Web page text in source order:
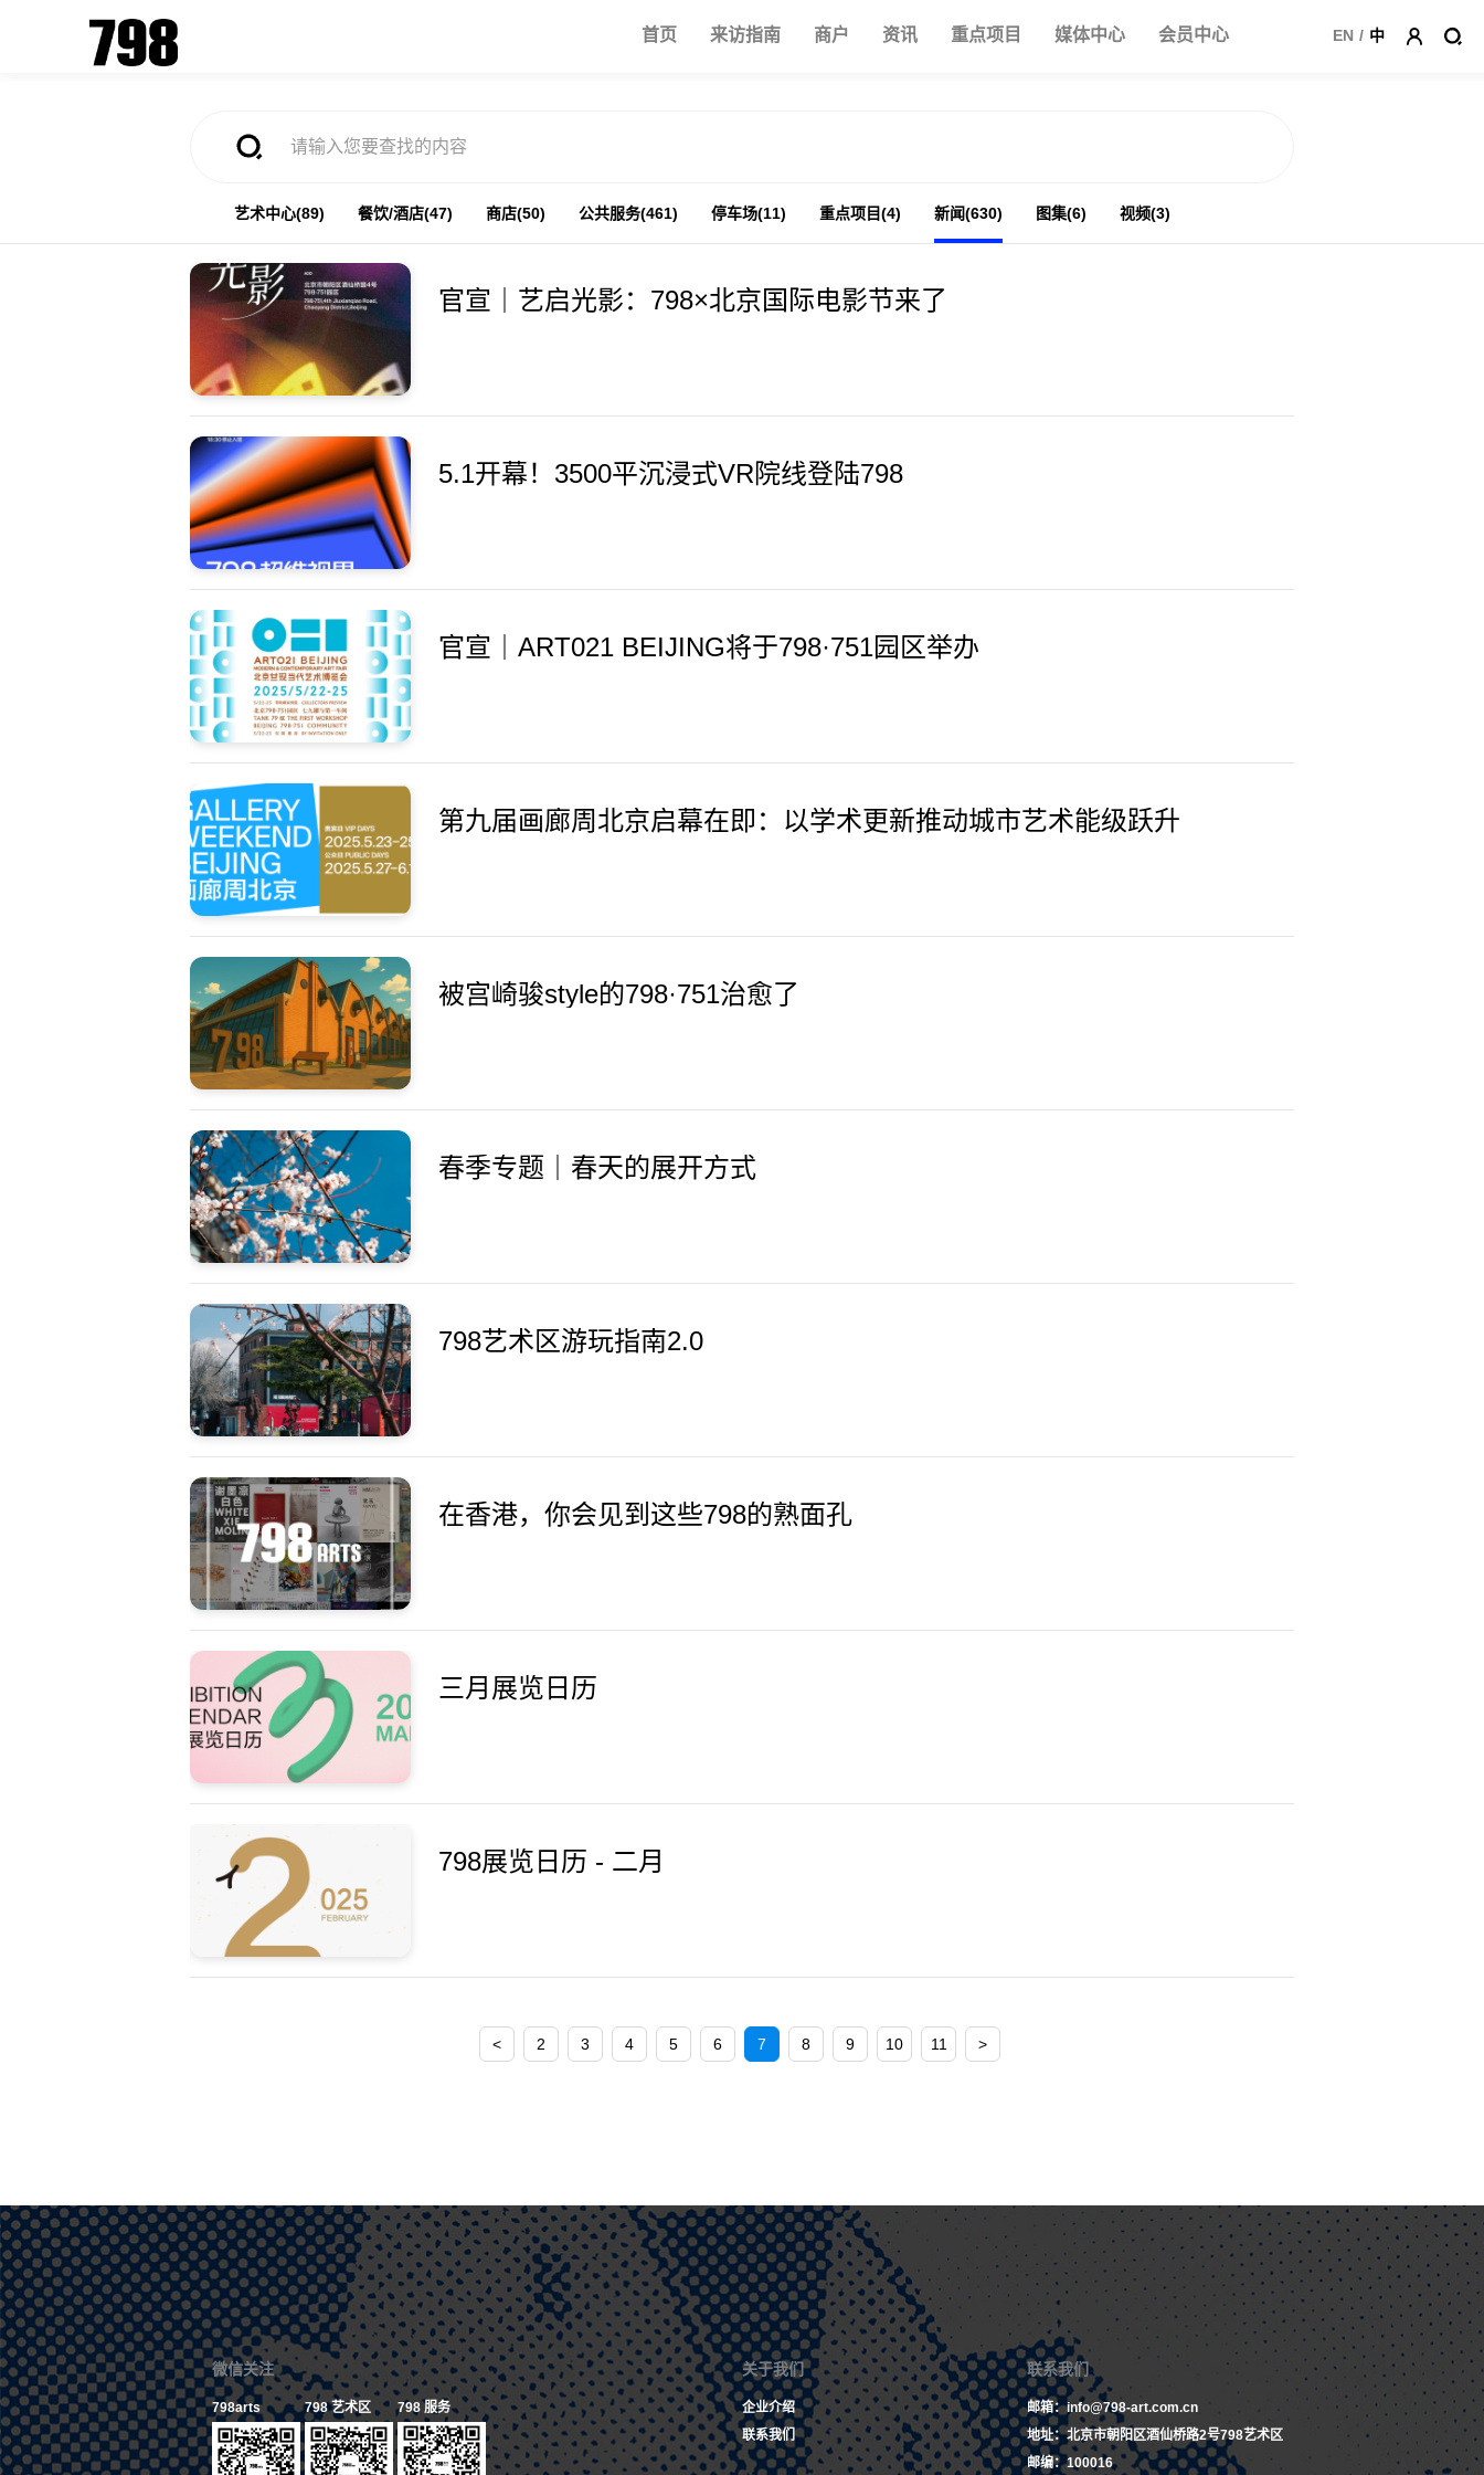
首页 来访指南 商户 资讯 重点项目 媒体中心 会员中心 EN / 中
艺术中心(89) 餐饮/酒店(47) 商店(50) 公共服务(461) 停车场(11) 重点项目(4) 新闻(630) 图集(6) 视频(3)
官宣｜艺启光影：798×北京国际电影节来了
5.1开幕！3500平沉浸式VR院线登陆798
官宣｜ART021 BEIJING将于798·751园区举办
第九届画廊周北京启幕在即：以学术更新推动城市艺术能级跃升
被宫崎骏style的798·751治愈了
春季专题｜春天的展开方式
798艺术区游玩指南2.0
在香港，你会见到这些798的熟面孔
三月展览日历
798展览日历 - 二月
< 2 3 4 5 6 7 8 9 10 11 >
微信关注
798arts 798 艺术区 798 服务
关于我们
企业介绍
联系我们
联系我们
邮箱：info@798-art.com.cn
地址：北京市朝阳区酒仙桥路2号798艺术区
邮编：100016